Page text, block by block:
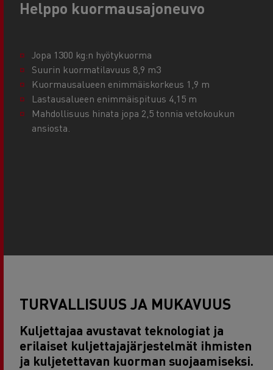
Helppo kuormausajoneuvo
Jopa 1300 kg:n hyötykuorma
Suurin kuormatilavuus 8,9 m3
Kuormausalueen enimmäiskorkeus 1,9 m
Lastausalueen enimmäispituus 4,15 m
Mahdollisuus hinata jopa 2,5 tonnia vetokoukun
ansiosta.
TURVALLISUUS JA MUKAVUUS
Kuljettajaa avustavat teknologiat ja
erilaiset kuljettajajärjestelmät ihmisten
ja kuljetettavan kuorman suojaamiseksi.